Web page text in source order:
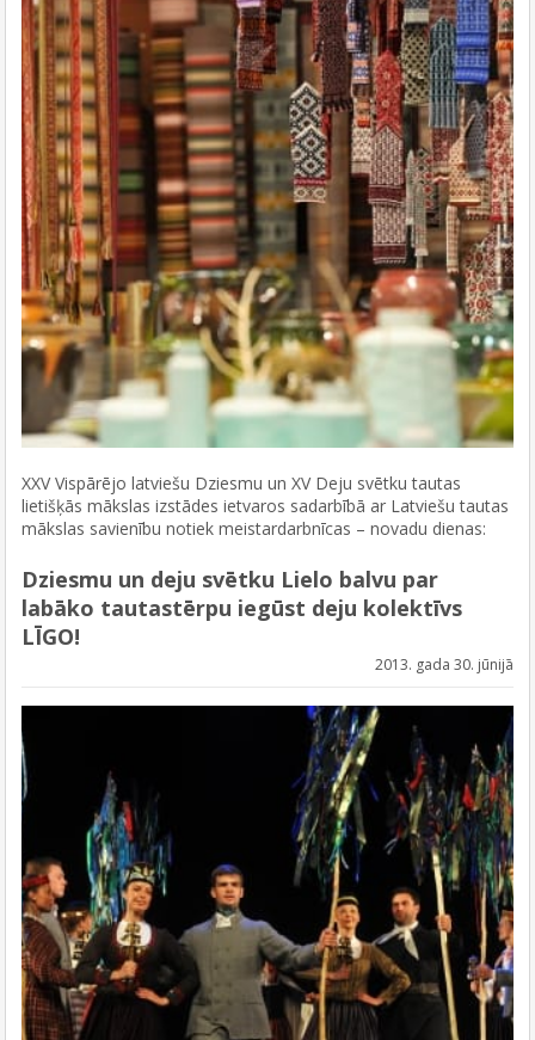
XXV Vispārējo latviešu Dziesmu un XV Deju svētku tautas
lietišķās mākslas izstādes ietvaros sadarbībā ar Latviešu tautas
mākslas savienību notiek meistardarbnīcas – novadu dienas:
Dziesmu un deju svētku Lielo balvu par
labāko tautastērpu iegūst deju kolektīvs
LĪGO!
2013. gada 30. jūnijā